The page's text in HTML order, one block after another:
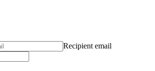
Recipient email